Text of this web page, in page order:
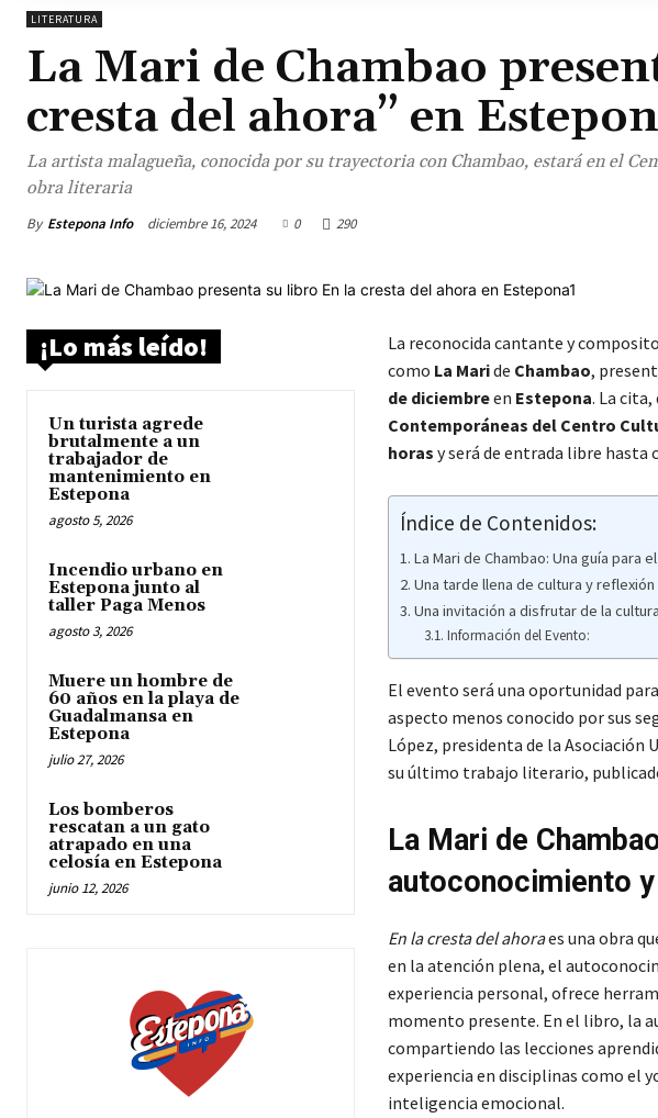
LITERATURA
La Mari de Chambao
cresta del ahora” en
La artista malagueña, conocida por su trayectoria con Chambao, estará en el
obra literaria
By Estepona Info diciembre 16, 2024 0 290
¡Lo más leído!
Un turista agrede
brutalmente a un
trabajador de
mantenimiento en
Estepona
agosto 5, 2026
Incendio urbano en
Estepona junto al
taller Paga Menos
agosto 3, 2026
Muere un hombre de
60 años en la playa de
Guadalmansa en
Estepona
julio 27, 2026
Los bomberos
rescatan a un gato
atrapado en una
celosía en Estepona
junio 12, 2026
La reconocida cantante y
como La Maride Chambao,
de diciembreen Estepona. La
Contemporáneas del Centro
horas y será de entrada libre
Índice de Contenidos:
La Mari de Chambao: Una guía para
Una tarde llena de cultura y reflexión
Una invitación a disfrutar de la
Información del Evento:
El evento será una oportunidad
aspecto menos conocido por sus
López, presidenta de la
su último trabajo literario,
La Mari de
autoconocimiento
En la cresta del ahoraes una obra
en la atención plena, el
experiencia personal, ofrece
momento presente. En el libro, la
compartiendo las lecciones
experiencia en disciplinas como el
inteligencia emocional.